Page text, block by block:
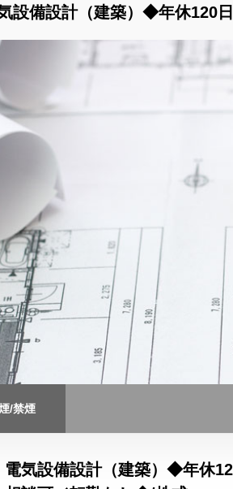
気設備設計（建築）◆年休120
/禁煙
電気設備設計（建築）◆年休